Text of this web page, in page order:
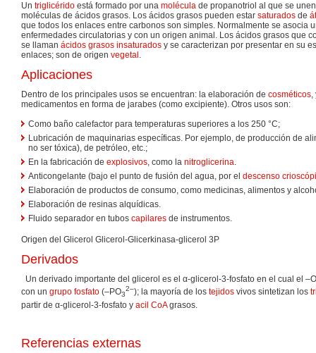
Un triglicérido está formado por una molécula de propanotriol al que se
moléculas de ácidos grasos. Los ácidos grasos pueden estar saturados de
que todos los enlaces entre carbonos son simples. Normalmente se asocia
enfermedades circulatorias y con un origen animal. Los ácidos grasos que
se llaman ácidos grasos insaturados y se caracterizan por presentar en su
enlaces; son de origen vegetal .
Aplicaciones
Dentro de los principales usos se encuentran: la elaboración de cosméticos,
medicamentos en forma de jarabes (como excipiente). Otros usos son:
Como baño calefactor para temperaturas superiores a los 250 °C;
Lubricación de maquinarias específicas. Por ejemplo, de producción de
no ser tóxica), de petróleo, etc.;
En la fabricación de explosivos, como la nitroglicerina.
Anticongelante (bajo el punto de fusión del agua, por el descenso
Elaboración de productos de consumo, como medicinas, alimentos y
Elaboración de resinas alquídicas.
Fluido separador en tubos capilares de instrumentos.
Origen del Glicerol Glicerol-Glicerkinasa-glicerol 3P
Derivados
Un derivado importante del glicerol es el α-glicerol-3-fosfato en el cual el
con un grupo fosfato (–PO3
2–); la mayoría de los tejidos vivos sintetizan los
partir de α-glicerol-3-fosfato y acil CoAgrasos.
Referencias externas